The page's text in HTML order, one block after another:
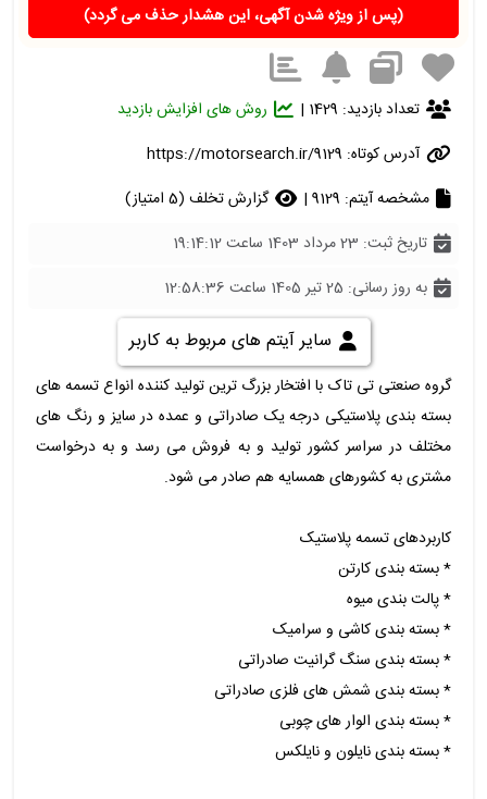
(پس از ویژه شدن آگهی، این هشدار حذف می گردد)
تعداد بازدید: 1429 |
روش های افزایش بازدید
آدرس کوتاه: https://motorsearch.ir/9129
مشخصه آیتم: 9129 |
گزارش تخلف (5 امتیاز)
تاریخ ثبت: 23 مرداد 1403 ساعت 19:14:12
به روز رسانی: 25 تیر 1405 ساعت 12:58:36
سایر آیتم های مربوط به کاربر
گروه صنعتی تی تاک با افتخار بزرگ ترین تولید کننده انواع تسمه های
بسته بندی پلاستیکی درجه یک صادراتی و عمده در سایز و رنگ های
مختلف در سراسر کشور تولید و به فروش می رسد و به درخواست
مشتری به کشورهای همسایه هم صادر می شود.
کاربردهای تسمه پلاستیک
* بسته بندی کارتن
* پالت بندی میوه
* بسته بندی کاشی و سرامیک
* بسته بندی سنگ گرانیت صادراتی
* بسته بندی شمش های فلزی صادراتی
* بسته بندی الوار های چوبی
* بسته بندی نایلون و نایلکس